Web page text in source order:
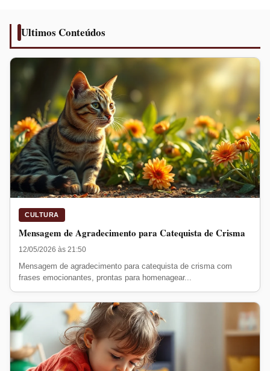
Ultimos Conteúdos
CULTURA
Mensagem de Agradecimento para Catequista de Crisma
12/05/2026 às 21:50
Mensagem de agradecimento para catequista de crisma com
frases emocionantes, prontas para homenagear...